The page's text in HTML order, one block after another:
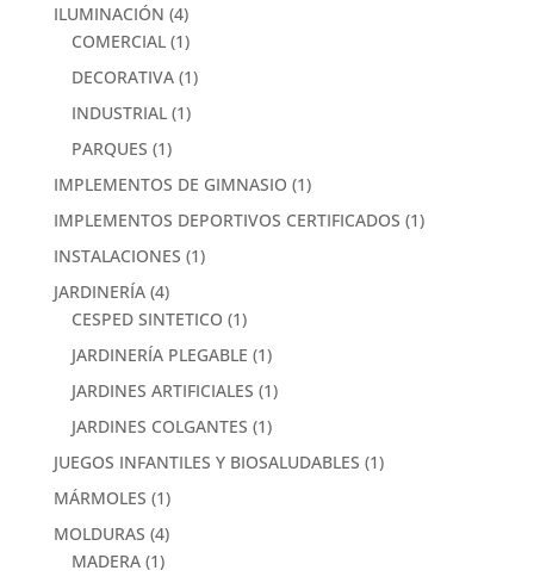
ILUMINACIÓN (4)
COMERCIAL (1)
DECORATIVA (1)
INDUSTRIAL (1)
PARQUES (1)
IMPLEMENTOS DE GIMNASIO (1)
IMPLEMENTOS DEPORTIVOS CERTIFICADOS (1)
INSTALACIONES (1)
JARDINERÍA (4)
CESPED SINTETICO (1)
JARDINERÍA PLEGABLE (1)
JARDINES ARTIFICIALES (1)
JARDINES COLGANTES (1)
JUEGOS INFANTILES Y BIOSALUDABLES (1)
MÁRMOLES (1)
MOLDURAS (4)
MADERA (1)